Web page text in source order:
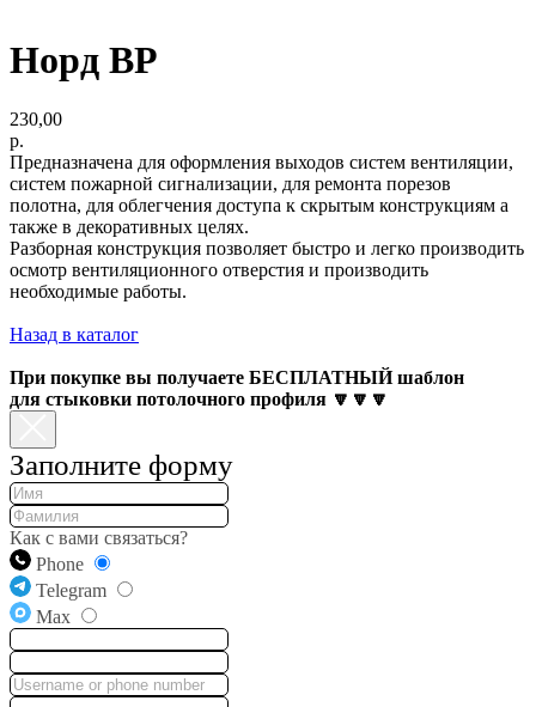
Норд ВР
230,00
р.
Предназначена для оформления выходов систем вентиляции,
систем пожарной сигнализации, для ремонта порезов
полотна, для облегчения доступа к скрытым конструкциям а
также в декоративных целях.
Разборная конструкция позволяет быстро и легко производить
осмотр вентиляционного отверстия и производить
необходимые работы.
Назад в каталог
При покупке вы получаете БЕСПЛАТНЫЙ шаблон
для стыковки потолочного профиля 🔽🔽🔽
Заполните форму
Как с вами связаться?
Phone
Telegram
Max